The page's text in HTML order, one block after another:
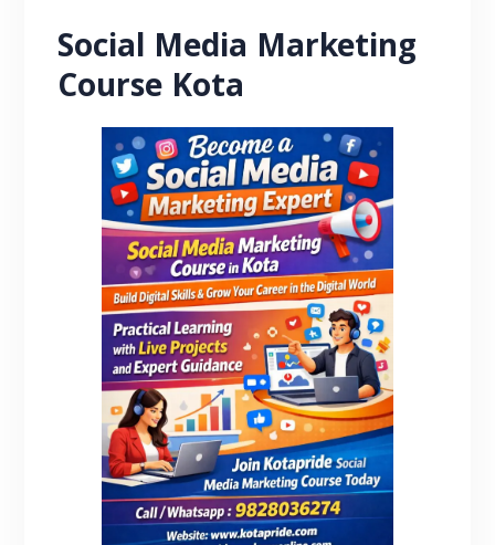
Social Media Marketing
Course Kota